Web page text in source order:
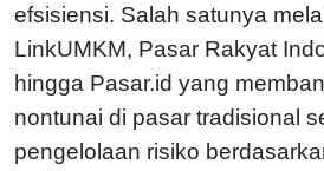
efsisiensi. Salah satunya
LinkUMKM, Pasar Rakyat
hingga Pasar.id yang
nontunai di pasar tradisional
pengelolaan risiko